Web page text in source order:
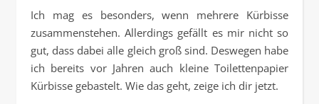
Ich mag es besonders, wenn mehrere Kürbisse
zusammenstehen. Allerdings gefällt es mir nicht so
gut, dass dabei alle gleich groß sind. Deswegen habe
ich bereits vor Jahren auch kleine Toilettenpapier
Kürbisse gebastelt. Wie das geht, zeige ich dir jetzt.